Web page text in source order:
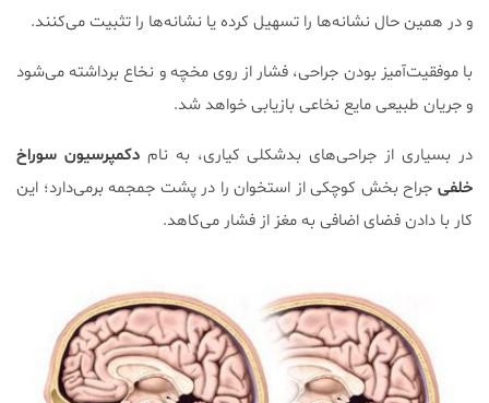
و در همین حال نشانه‌ها را تسهیل کرده یا نشانه‌ها را تثبیت می‌کنند.
با موفقیت‌آمیز بودن جراحی، فشار از روی مخچه و نخاع برداشته می‌شود
و جریان طبیعی مایع نخاعی بازیابی خواهد شد.
در بسیاری از جراحی‌های بدشکلی کیاری، به نامدکمپرسیون سوراخ
خلفی جراح بخش کوچکی از استخوان را در پشت جمجمه برمی‌دارد؛ این
کار با دادن فضای اضافی به مغز از فشار می‌کاهد.